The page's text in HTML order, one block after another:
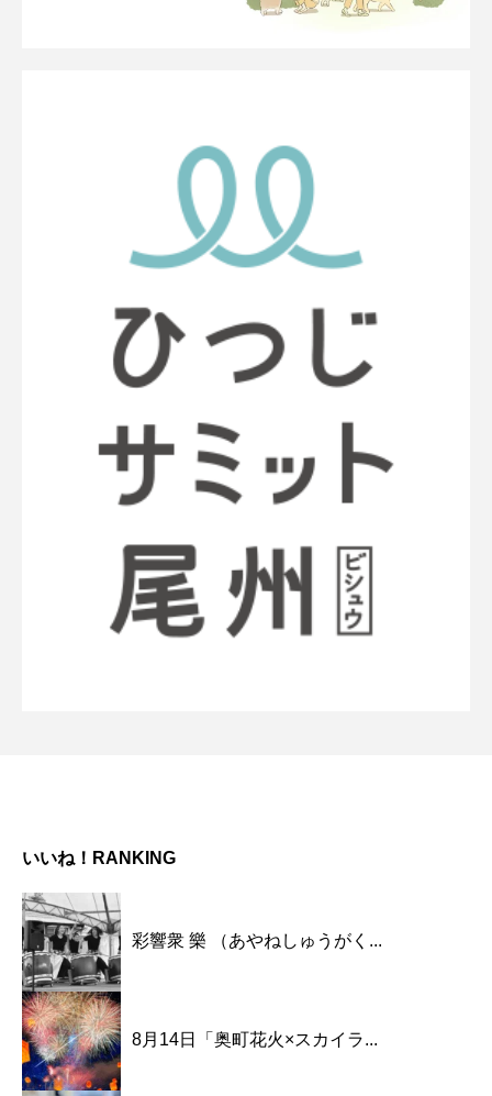
いいね！RANKING
彩響衆 樂 （あやねしゅうがく...
8月14日「奥町花火×スカイラ...